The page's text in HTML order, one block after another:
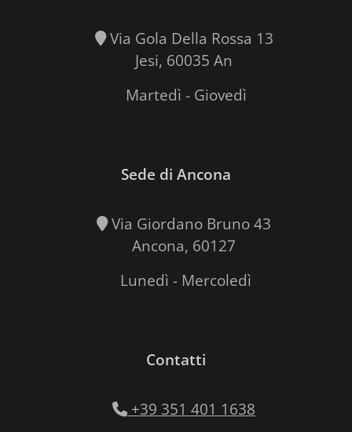
Via Gola Della Rossa 13
Jesi, 60035 An
Martedì - Giovedì
Sede di Ancona
Via Giordano Bruno 43
Ancona, 60127
Lunedì - Mercoledì
Contatti
+39 351 401 1638